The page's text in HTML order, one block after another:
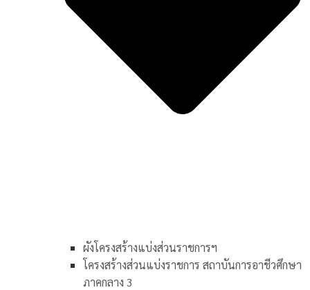
ผังโครงสร้างแบ่งส่วนราชการฯ
โครงสร้างส่วนแบ่งราชการ สถาบันการอาชีวศึกษา
ภาคกลาง 3